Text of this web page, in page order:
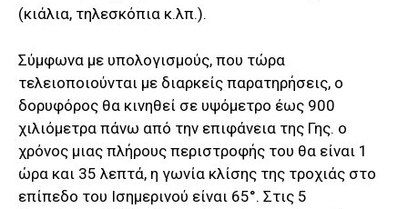
(κιάλια, τηλεσκόπια κ.λπ.).
Σύμφωνα με υπολογισμούς, που τώρα
τελειοποιούνται με διαρκείς παρατηρήσεις, ο
δορυφόρος θα κινηθεί σε υψόμετρο έως 900
χιλιόμετρα πάνω από την επιφάνεια της Γης. ο
χρόνος μιας πλήρους περιστροφής του θα είναι 1
ώρα και 35 λεπτά, η γωνία κλίσης της τροχιάς στο
επίπεδο του Ισημερινού είναι 65°. Στις 5